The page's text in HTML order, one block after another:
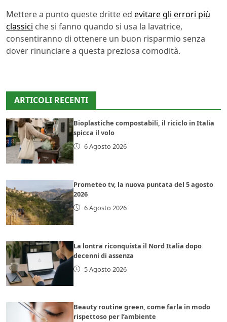
Mettere a punto queste dritte ed evitare gli errori più
classici che si fanno quando si usa la lavatrice,
consentiranno di ottenere un buon risparmio senza
dover rinunciare a questa preziosa comodità.
ARTICOLI RECENTI
Bioplastiche compostabili, il riciclo in Italia
spicca il volo
6 Agosto 2026
Prometeo tv, la nuova puntata del 5 agosto
2026
6 Agosto 2026
La lontra riconquista il Nord Italia dopo
decenni di assenza
5 Agosto 2026
Beauty routine green, come farla in modo
rispettoso per l’ambiente